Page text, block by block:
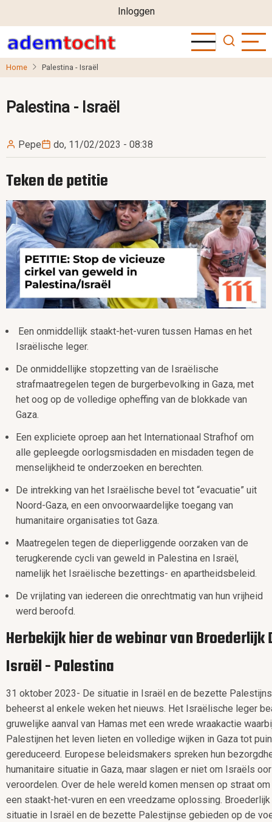
naar
de
inhoud
User
account
menu
Inloggen
Home Palestina - Israël
Palestina - Israël
Pepe do, 11/02/2023 - 08:38
Teken de petitie
Een onmiddellijk staakt-het-vuren tussen Hamas en het
Israëlische leger.
De onmiddellijke stopzetting van de Israëlische
strafmaatregelen tegen de burgerbevolking in Gaza, met
het oog op de volledige opheffing van de blokkade van
Gaza.
Een expliciete oproep aan het Internationaal Strafhof om
alle gepleegde oorlogsmisdaden en misdaden tegen de
menselijkheid te onderzoeken en berechten.
De intrekking van het Israëlische bevel tot “evacuatie” uit
Noord-Gaza, en een onvoorwaardelijke toegang van
humanitaire organisaties tot Gaza.
Maatregelen tegen de dieperliggende oorzaken van de
terugkerende cycli van geweld in Palestina en Israël,
namelijk het Israëlische bezettings- en apartheidsbeleid.
De vrijlating van iedereen die onrechtmatig van hun vrijheid
werd beroofd.
Herbekijk hier de webinar van Broederlijk
Israël - Palestina
31 oktober 2023- De situatie in Israël en de bezette
beheerst al enkele weken het nieuws. Het Israëlische leger
gruwelijke aanval van Hamas met een wrede wraakactie
Palestijnen het leven lieten en volledige wijken in Gaza tot
gereduceerd. Europese beleidsmakers spreken hun
humanitaire situatie in Gaza, maar slagen er niet om Israëls
veroordelen. Over de hele wereld komen mensen op straat
een staakt-het-vuren en een vreedzame oplossing.
situatie in Israël en de bezette Palestijnse gebieden op de